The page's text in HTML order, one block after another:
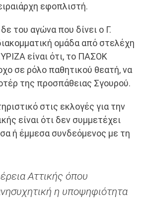
εφοπλιστή.
του αγώνα που δίνει ο Γ.
ομάδα από στελέχη
είναι ότι, το ΠΑΣΟΚ
σε ρόλο παθητικού θεατή, να
της προσπάθειας Σγουρού.
στις εκλογές για την
είναι ότι δεν συμμετέχει
ή έμμεσα συνδεόμενος με τη
Αττικής όπου
η υποψηφιότητα